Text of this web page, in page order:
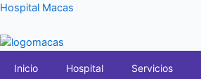
Ir
contenido
Hospital Macas
Inicio Hospital Servicios